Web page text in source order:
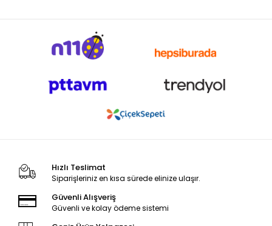
Hızlı Teslimat
Siparişleriniz en kısa sürede elinize ulaşır.
Güvenli Alışveriş
Güvenli ve kolay ödeme sistemi